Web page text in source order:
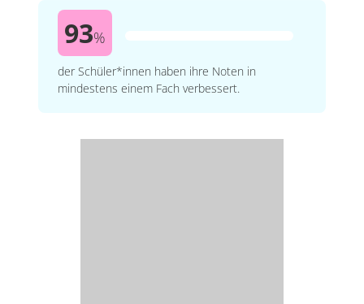
93%
der Schüler*innen haben ihre Noten in
mindestens einem Fach verbessert.